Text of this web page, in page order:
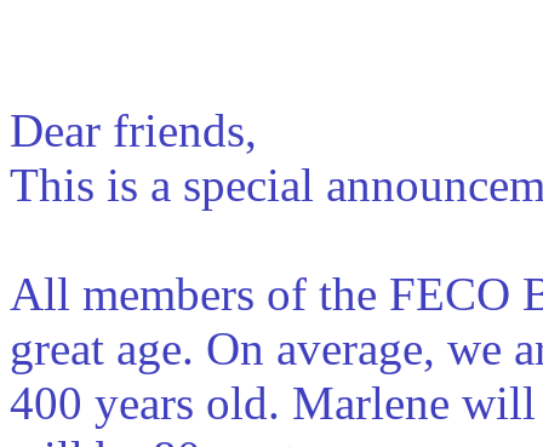
Dear friends,
This is a special
All members of the FECO
great age. On average, we
400 years old. Marlene